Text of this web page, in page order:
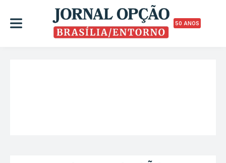
50 ANOS